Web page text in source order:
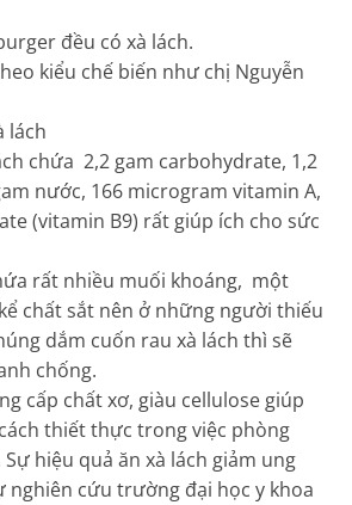
đều có xà lách.
kiểu chế biến như chị Nguyễn
lách
chứa 2,2 gam carbohydrate, 1,2
nước, 166 microgram vitamin A,
(vitamin B9) rất giúp ích cho sức
rất nhiều muối khoáng, một
chất sắt nên ở những người thiếu
dắm cuốn rau xà lách thì sẽ
chống.
cấp chất xơ, giàu cellulose giúp
thiết thực trong việc phòng
hiệu quả ăn xà lách giảm ung
cứu trường đại học y khoa